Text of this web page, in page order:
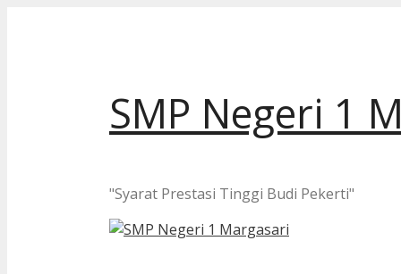
SMP Negeri 1
"Syarat Prestasi Tinggi Budi Pekerti"